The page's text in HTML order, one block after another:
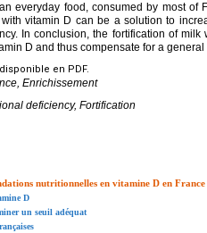
everyday food, consumed by most of
vitamin D can be a solution to
In conclusion, the fortification of
D and thus compensate for a
en PDF.
Enrichissement
deficiency, Fortification
nutritionnelles en vitamine D en France
D
un seuil adéquat